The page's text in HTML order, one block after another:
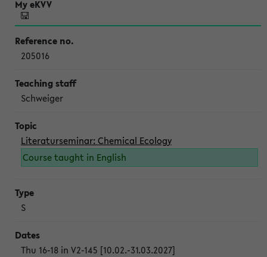
205016
Schweiger
Literaturseminar: Chemical Ecology
Course taught in English
S
Thu 16-18 in V2-145 [10.02.-31.03.2027]